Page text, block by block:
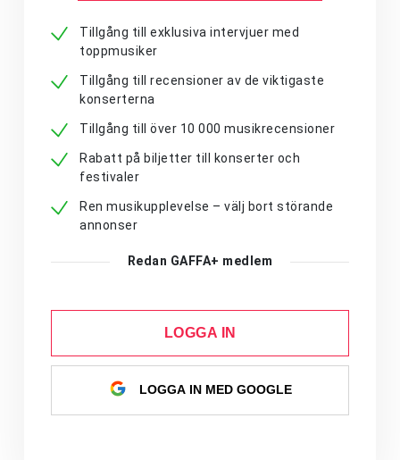
Tillgång till exklusiva intervjuer med
toppmusiker
Tillgång till recensioner av de viktigaste
konserterna
Tillgång till över 10 000 musikrecensioner
Rabatt på biljetter till konserter och
festivaler
Ren musikupplevelse – välj bort störande
annonser
Redan GAFFA+ medlem
LOGGA IN
LOGGA IN MED GOOGLE